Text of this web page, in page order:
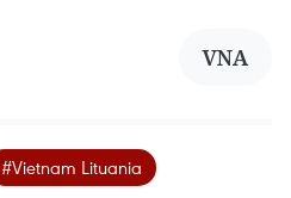
VNA
#Vietnam Lituania